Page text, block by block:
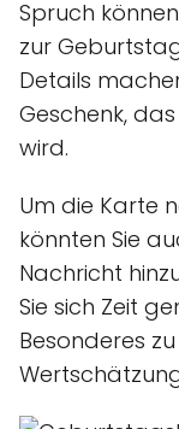
Spruch
zur
Details
Geschenk,
wird.
Um die Karte
könnten Sie
Nachricht
Sie sich Zeit
Besonderes